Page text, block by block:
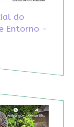
do
Entorno -